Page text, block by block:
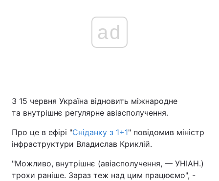
ad
З 15 червня Україна відновить міжнародне
та внутрішнє регулярне авіасполучення.
Про це в ефірі "Сніданку з 1+1" повідомив міністр
інфраструктури Владислав Криклій.
"Можливо, внутрішнє (авіасполучення, — УНІАН.)
трохи раніше. Зараз теж над цим працюємо", -